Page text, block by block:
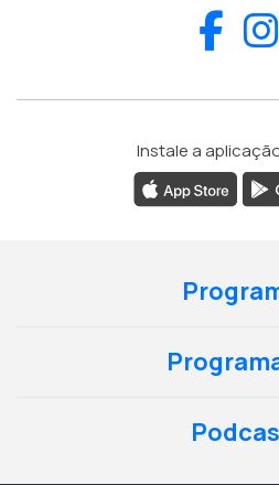
Instale a